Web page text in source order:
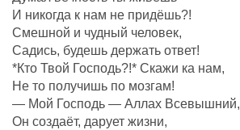
И никогда к нам не придёшь?!
Смешной и чудный человек,
Садись, будешь держать ответ!
*Кто Твой Господь?!* Скажи ка нам,
Не то получишь по мозгам!
— Мой Господь — Аллах Всевышний,
Он создаëт, дарует жизни,